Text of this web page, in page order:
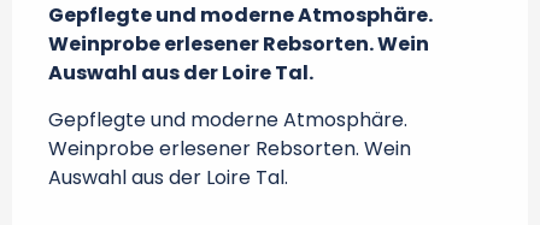
Gepflegte und moderne Atmosphäre.
Weinprobe erlesener Rebsorten. Wein
Auswahl aus der Loire Tal.
Gepflegte und moderne Atmosphäre.
Weinprobe erlesener Rebsorten. Wein
Auswahl aus der Loire Tal.